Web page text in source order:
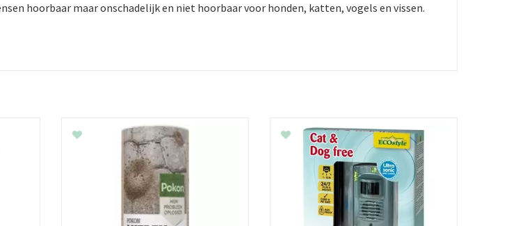
hoorbaar maar onschadelijk en niet hoorbaar voor honden, katten, vogels en vissen.